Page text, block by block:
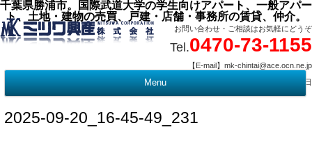
千葉県勝浦市。国際武道大学の学生向けアパート、一般アパー
ト、土地・建物の売買、戸建・店舗・事務所の賃貸、仲介。
お問い合わせ・ご相談はお気軽にどうぞ
Tel.0470-73-1155
【E-mail】mk-chintai@ace.ocn.ne.jp
【営業時間】09:00 ～ 17:15 【定 休 日】水曜・祭日
Menu
2025-09-20_16-45-49_231